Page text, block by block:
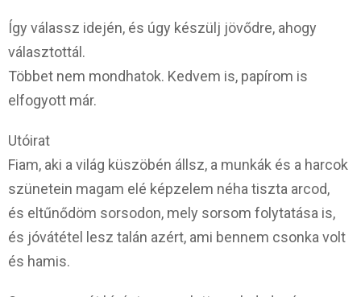
Így válassz idején, és úgy készülj jövődre, ahogy
választottál.
Többet nem mondhatok. Kedvem is, papírom is
elfogyott már.
Utóirat
Fiam, aki a világ küszöbén állsz, a munkák és a harcok
szünetein magam elé képzelem néha tiszta arcod,
és eltűnődöm sorsodon, mely sorsom folytatása is,
és jóvátétel lesz talán azért, ami bennem csonka volt
és hamis.